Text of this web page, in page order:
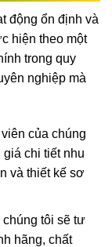
động ổn định và
hiện theo một
trong quy
nghiệp mà
của chúng
chi tiết nhu
và thiết kế sơ
chúng tôi sẽ tư
hãng, chất